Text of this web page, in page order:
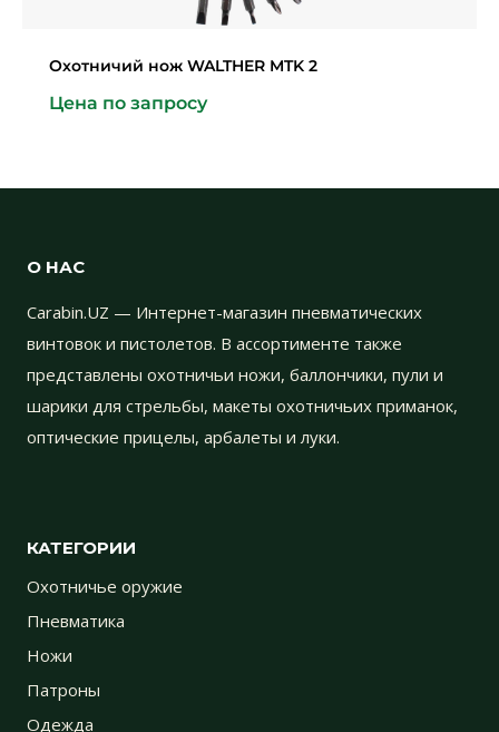
Охотничий нож WALTHER MTK 2
Цена по запросу
О НАС
Carabin.UZ — Интернет-магазин пневматических
винтовок и пистолетов. В ассортименте также
представлены охотничьи ножи, баллончики, пули и
шарики для стрельбы, макеты охотничьих приманок,
оптические прицелы, арбалеты и луки.
КАТЕГОРИИ
Охотничье оружие
Пневматика
Ножи
Патроны
Одежда